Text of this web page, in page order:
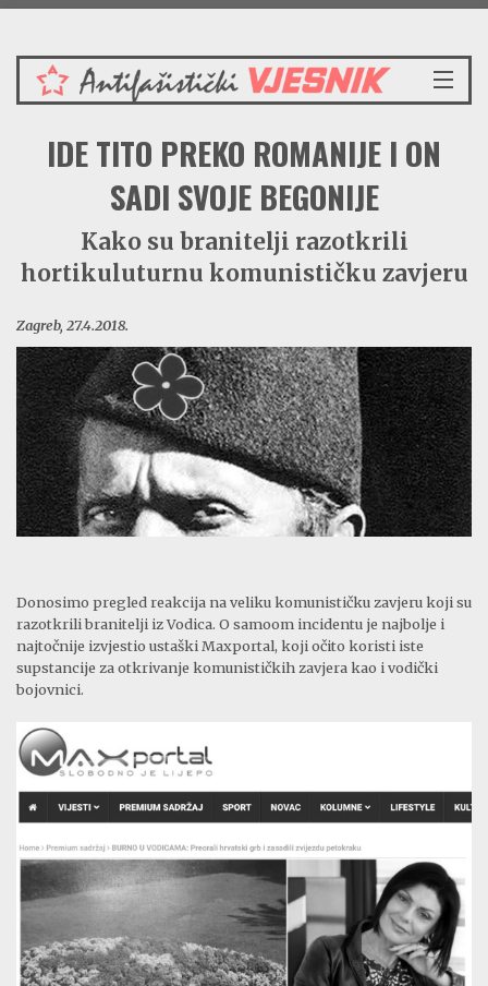
Četvrtak 6.8.2026.
VIJESTI
REDAKCIJSKI KOMENTAR
VJESNIKOV KALENDAR
CRVENI ZABAVNIK
PRENOSIMO
BORBENA BIBLIOTEKA
NAŠE PJESME
IDE TITO PREKO ROMANIJE I ON
SADI SVOJE BEGONIJE
Kako su branitelji razotkrili
hortikuluturnu komunističku zavjeru
Zagreb, 27.4.2018.
Donosimo pregled reakcija na veliku komunističku zavjeru koji su
razotkrili branitelji iz Vodica. O samoom incidentu je najbolje i
najtočnije izvjestio ustaški Maxportal, koji očito koristi iste
supstancije za otkrivanje komunističkih zavjera kao i vodički
bojovnici.